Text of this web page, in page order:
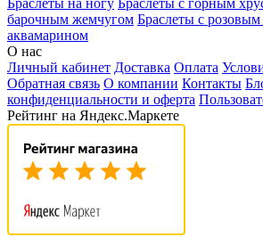
барочным жемчугом Браслеты с
аквамарином
О нас
Личный кабинет Доставка Оплата
Обратная связь О компании Контакты
конфиденциальности и оферта
Рейтинг на Яндекс.Маркете